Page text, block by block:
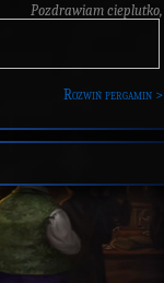
Pozdrawiam cieplutko,
Rozwiń pergamin >